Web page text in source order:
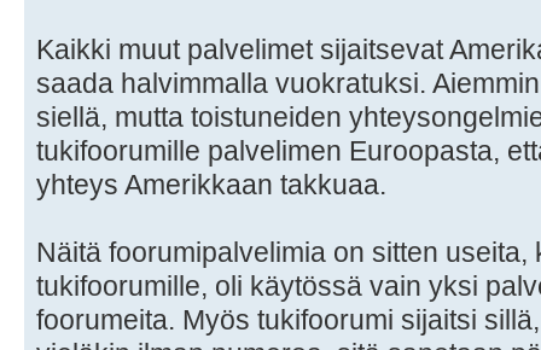
Kaikki muut palvelimet sijaitsevat
saada halvimmalla vuokratuksi.
siellä, mutta toistuneiden
tukifoorumille palvelimen Euroopasta,
yhteys Amerikkaan takkuaa.
Näitä foorumipalvelimia on sitten
tukifoorumille, oli käytössä vain yksi
foorumeita. Myös tukifoorumi sijaitsi